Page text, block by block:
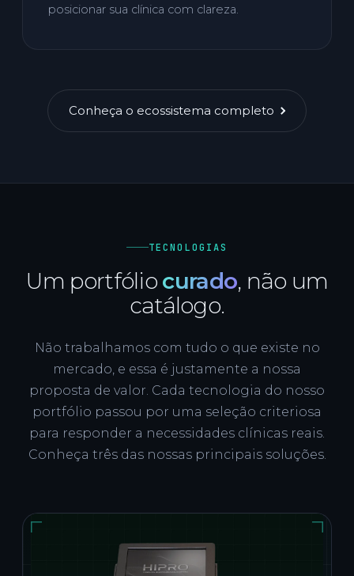
posicionar sua clínica com clareza.
Conheça o ecossistema completo
TECNOLOGIAS
Um portfólio curado, não um
catálogo.
Não trabalhamos com tudo o que existe no
mercado, e essa é justamente a nossa
proposta de valor. Cada tecnologia do nosso
portfólio passou por uma seleção criteriosa
para responder a necessidades clínicas reais.
Conheça três das nossas principais soluções.